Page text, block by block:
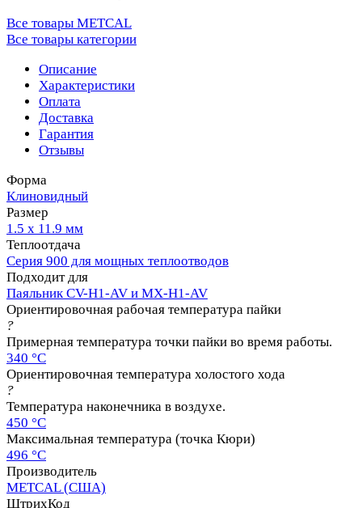
Все товары METCAL
Все товары категории
Описание
Характеристики
Оплата
Доставка
Гарантия
Отзывы
Форма
Клиновидный
Размер
1.5 х 11.9 мм
Теплоотдача
Серия 900 для мощных теплоотводов
Подходит для
Паяльник CV-H1-AV и MX-H1-AV
Ориентировочная рабочая температура пайки
?
Примерная температура точки пайки во время работы.
340 °C
Ориентировочная температура холостого хода
?
Температура наконечника в воздухе.
450 °C
Максимальная температура (точка Кюри)
496 °C
Производитель
METCAL (США)
ШтрихКод